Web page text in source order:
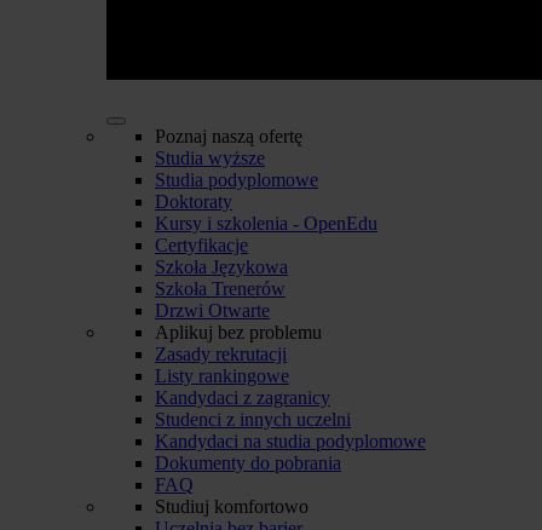
Poznaj naszą ofertę
Studia wyższe
Studia podyplomowe
Doktoraty
Kursy i szkolenia - OpenEdu
Certyfikacje
Szkoła Językowa
Szkoła Trenerów
Drzwi Otwarte
Aplikuj bez problemu
Zasady rekrutacji
Listy rankingowe
Kandydaci z zagranicy
Studenci z innych uczelni
Kandydaci na studia podyplomowe
Dokumenty do pobrania
FAQ
Studiuj komfortowo